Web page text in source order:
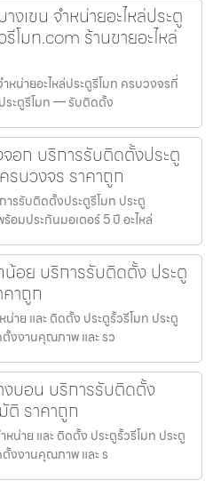
งเขน จำหน่ายอะไหล่ประตู
โมท.com ร้านขายอะไหล่
หน่ายอะไหล่ประตูรีโมท ครบวงจรที่
ระตูรีโมท — รับติดตั้ง
อก บริการรับติดตั้งประตู
รบวงจร ราคาถูก
รรับติดตั้งประตูรีโมท ประตู
มประกันมอเตอร์ 5 ปี อะไหล่
อย บริการรับติดตั้ง ประตู
าถูก
าย และ ติดตั้ง ประตูรั้วรีโมท ประตู
งงานคุณภาพ และ รว
บอน บริการรับติดตั้ง
ติ ราคาถูก
น่าย และ ติดตั้ง ประตูรั้วรีโมท ประตู
งงานคุณภาพ และ ร